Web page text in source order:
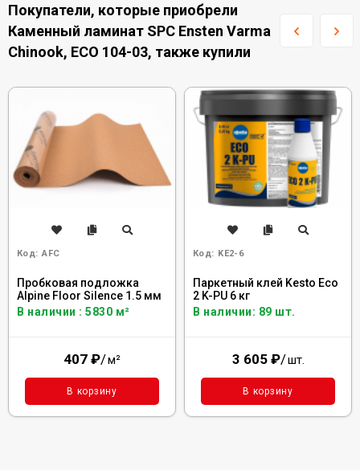
Покупатели, которые приобрели
Каменный ламинат SPC Ensten Varma
Chinook, ECO 104-03, также купили
Код: AFC
Пробковая подложка
Alpine Floor Silence 1.5 мм
В наличии : 5830 м²
407 ₽/м²
В корзину
Код: KE2-6
Паркетный клей Kesto Eco
2 K-PU 6 кг
В наличии: 89 шт.
3 605 ₽/шт.
В корзину